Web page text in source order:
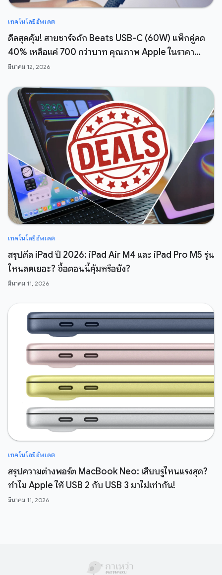
เทคโนโลยีอัพเดต
ดีลสุดคุ้ม! สายชาร์จถัก Beats USB-C (60W) แพ็กคู่ลด
40% เหลือแค่ 700 กว่าบาท คุณภาพ Apple ในราคา
สบายกระเป๋า
มีนาคม 12, 2026
เทคโนโลยีอัพเดต
สรุปดีล iPad ปี 2026: iPad Air M4 และ iPad Pro M5 รุ่น
ไหนลดเยอะ? ซื้อตอนนี้คุ้มหรือยัง?
มีนาคม 11, 2026
เทคโนโลยีอัพเดต
สรุปความต่างพอร์ต MacBook Neo: เสียบรูไหนแรงสุด?
ทำไม Apple ให้ USB 2 กับ USB 3 มาไม่เท่ากัน!
มีนาคม 11, 2026